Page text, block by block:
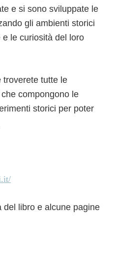
e si sono sviluppate le
gli ambienti storici
le curiosità del loro
troverete tutte le
compongono le
storici per poter
del libro e alcune pagine